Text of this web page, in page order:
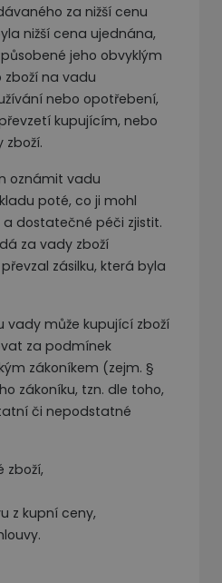
za nižší cenu
nižší cena ujednána,
jeho obvyklým
zboží na vadu
nebo opotřebení,
kupujícím, nebo
zboží.
oznámit vadu
poté, co ji mohl
dostatečné péči zjistit.
za vady zboží
zásilku, která byla
vady může kupující zboží
za podmínek
zákoníkem (zejm. §
zákoníku, tzn. dle toho,
či nepodstatné
zboží,
z kupní ceny,